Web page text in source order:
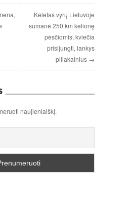
Keletas vyrų Lietuvoje
sumanė 250 km kelionę
pėsčiomis, kviečia
prisijungti, lankys
piliakalnius →
naujienlaiškį.